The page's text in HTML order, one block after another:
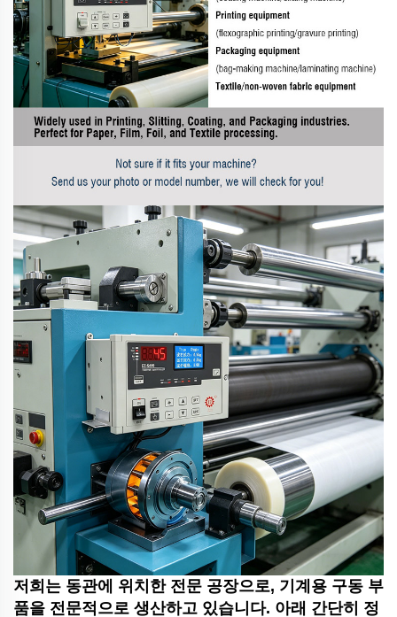
저희는 동관에 위치한 전문 공장으로, 기계용 구동 부
품을 전문적으로 생산하고 있습니다. 아래 간단히 정